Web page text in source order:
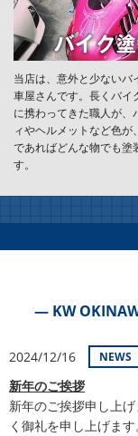
当店は、意外と少ないバ
車屋さんです。長くバイ
に携わってきた職人が、
ィやヘルメットなど色が
であればどんな物でも塗
す。
― KW
2024/12/16 NEWS
新年のご挨拶
新年のご挨拶申し上
く御礼を申し上げま